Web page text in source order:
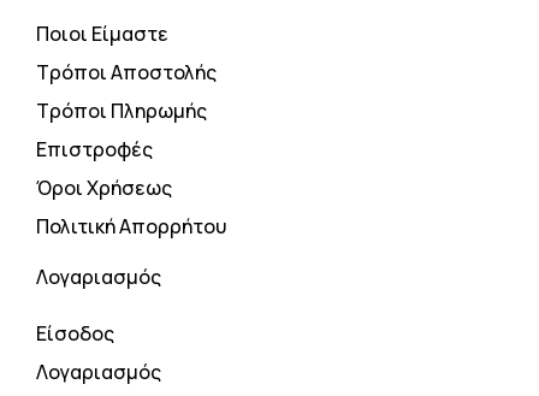
Ποιοι Είμαστε
Τρόποι Αποστολής
Τρόποι Πληρωμής
Επιστροφές
Όροι Χρήσεως
Πολιτική Απορρήτου
Λογαριασμός
Είσοδος
Λογαριασμός